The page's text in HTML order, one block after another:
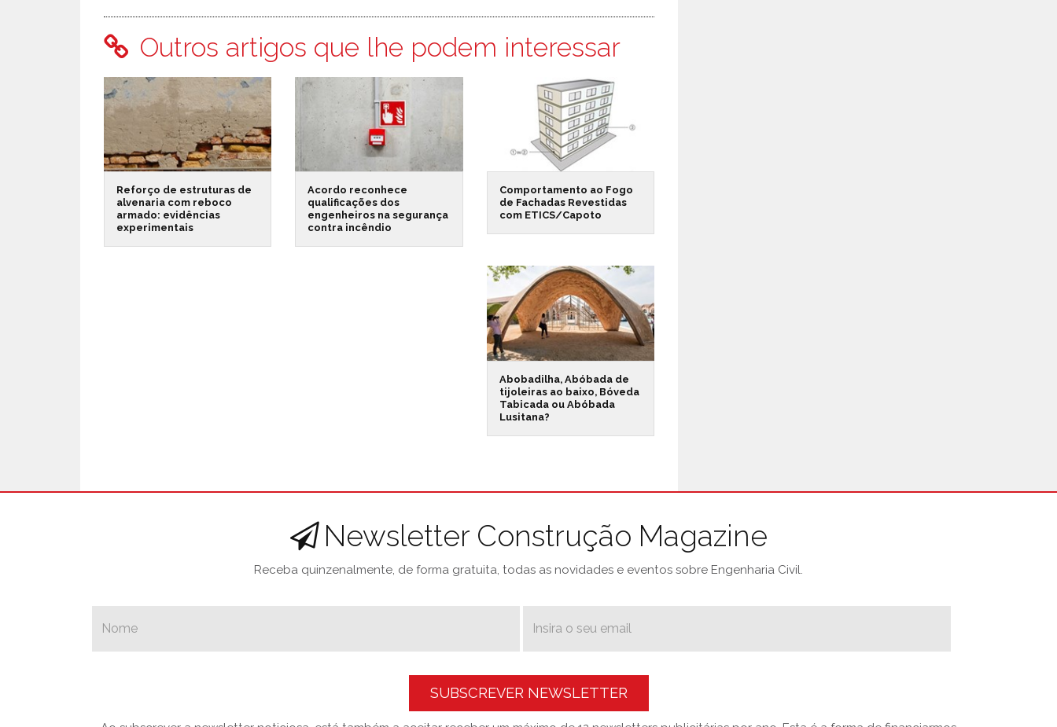
Outros artigos que lhe podem interessar
Reforço de estruturas de
alvenaria com reboco
armado: evidências
experimentais
Acordo reconhece
qualificações dos
engenheiros na segurança
contra incêndio
Comportamento ao Fogo
de Fachadas Revestidas
com ETICS/Capoto
Abobadilha, Abóbada de
tijoleiras ao baixo, Bóveda
Tabicada ou Abóbada
Lusitana?
Newsletter Construção Magazine
Receba quinzenalmente, de forma gratuita, todas as novidades e eventos sobre Engenharia Civil.
SUBSCREVER NEWSLETTER